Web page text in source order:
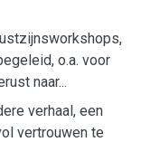
o.a. voor
naar...
verhaal, een
vertrouwen te